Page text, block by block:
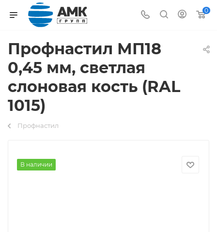
0
Профнастил МП18
0,45 мм, светлая
слоновая кость (RAL
1015)
Профнастил
В наличии